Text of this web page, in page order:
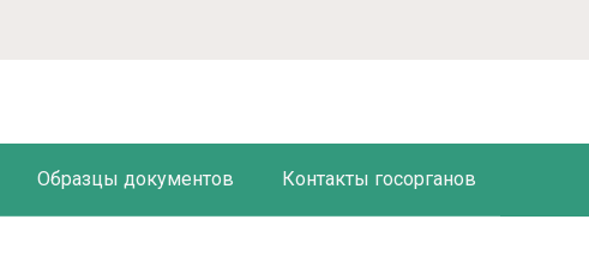
Образцы документов Контакты госорганов